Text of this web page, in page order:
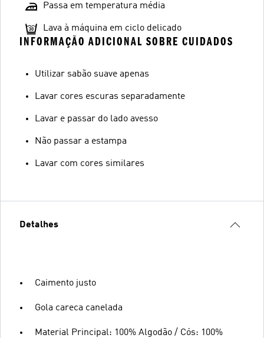
Passa em temperatura média
Lava à máquina em ciclo delicado
INFORMAÇÃO ADICIONAL SOBRE CUIDADOS
Utilizar sabão suave apenas
Lavar cores escuras separadamente
Lavar e passar do lado avesso
Não passar a estampa
Lavar com cores similares
Detalhes
Caimento justo
Gola careca canelada
Material Principal: 100% Algodão / Cós: 100%